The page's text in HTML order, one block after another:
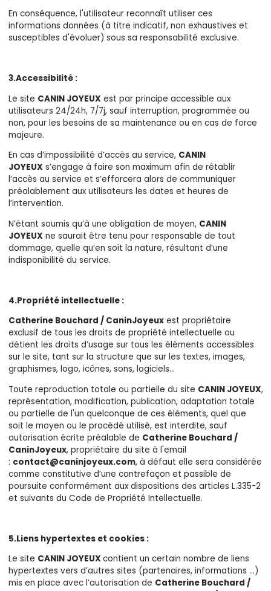
En conséquence, l'utilisateur reconnaît utiliser ces
informations données (à titre indicatif, non exhaustives et
susceptibles d'évoluer) sous sa responsabilité exclusive.
3.Accessibilité :
Le site CANIN JOYEUX est par principe accessible aux
utilisateurs 24/24h, 7/7j, sauf interruption, programmée ou
non, pour les besoins de sa maintenance ou en cas de force
majeure.
En cas d’impossibilité d’accès au service, CANIN
JOYEUX s’engage à faire son maximum afin de rétablir
l’accès au service et s’efforcera alors de communiquer
préalablement aux utilisateurs les dates et heures de
l’intervention.
N’étant soumis qu’à une obligation de moyen, CANIN
JOYEUX ne saurait être tenu pour responsable de tout
dommage, quelle qu’en soit la nature, résultant d’une
indisponibilité du service.
4.Propriété intellectuelle :
Catherine Bouchard / CaninJoyeuxest propriétaire
exclusif de tous les droits de propriété intellectuelle ou
détient les droits d’usage sur tous les éléments accessibles
sur le site, tant sur la structure que sur les textes, images,
graphismes, logo, icônes, sons, logiciels…
Toute reproduction totale ou partielle du site CANIN JOYEUX,
représentation, modification, publication, adaptation totale
ou partielle de l'un quelconque de ces éléments, quel que
soit le moyen ou le procédé utilisé, est interdite, sauf
autorisation écrite préalable de Catherine Bouchard /
CaninJoyeux, propriétaire du site à l'email
: contact@caninjoyeux.com, à défaut elle sera considérée
comme constitutive d’une contrefaçon et passible de
poursuite conformément aux dispositions des articles L.335-2
et suivants du Code de Propriété Intellectuelle.
5.Liens hypertextes et cookies :
Le site CANIN JOYEUX contient un certain nombre de liens
hypertextes vers d’autres sites (partenaires, informations …)
mis en place avec l’autorisation de Catherine Bouchard /